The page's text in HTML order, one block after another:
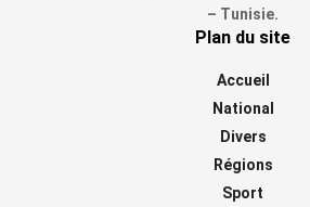
– Tunisie.
Plan du site
Accueil
National
Divers
Régions
Sport